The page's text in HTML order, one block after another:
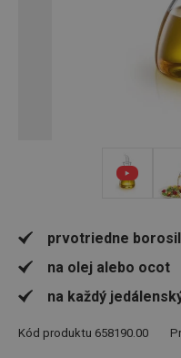
prvotriedne
na olej alebo ocot
na každý
Kód produktu 658190.00